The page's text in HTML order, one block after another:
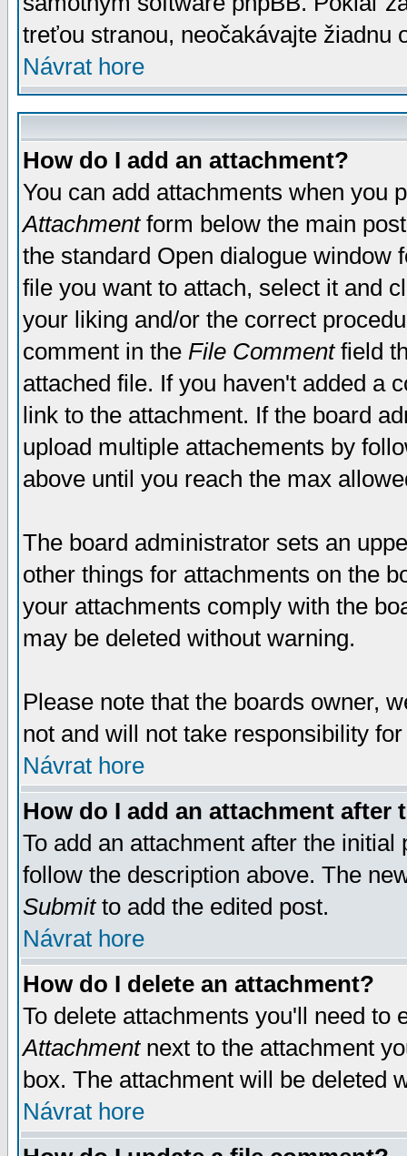
treťou stranou, neočakávajte žiadnu
Návrat hore
How do I add an attachment?
You can add attachments when you
Attachmentform below the main
the standard Open dialogue window
file you want to attach, select it and
your liking and/or the correct
comment in the File Commentfield
attached file. If you haven't added a
link to the attachment. If the board
upload multiple attachements by
above until you reach the max
The board administrator sets an
other things for attachments on the
your attachments comply with the
may be deleted without warning.
Please note that the boards owner,
not and will not take responsibility
Návrat hore
How do I add an attachment after
To add an attachment after the
follow the description above. The
Submitto add the edited post.
Návrat hore
How do I delete an attachment?
To delete attachments you'll need
Attachmentnext to the attachment
box. The attachment will be deleted
Návrat hore